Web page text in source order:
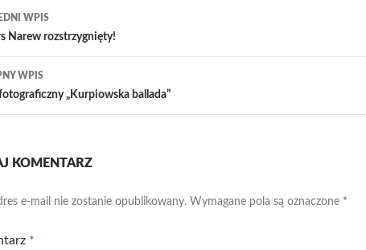
WPIS
Narew rozstrzygnięty!
WPIS
„Kurpiowska ballada”
KOMENTARZ
e-mail nie zostanie opublikowany. Wymagane pola są oznaczone *
*